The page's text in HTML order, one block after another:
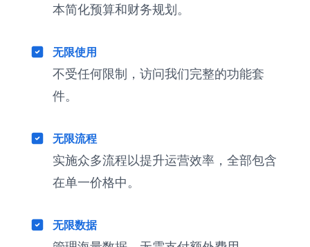
本简化预算和财务规划。
无限使用
不受任何限制，访问我们完整的功能套
件。
无限流程
实施众多流程以提升运营效率，全部包含
在单一价格中。
无限数据